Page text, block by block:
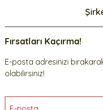
Fırsatları Kaçırma!
E-posta adresinizi
olabilirsiniz!